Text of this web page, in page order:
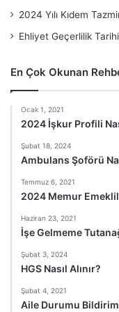
2024 Yılı Kıdem
Ehliyet Geçerlilik
En Çok Okunan
Ocak 1, 2021
2024 İşkur Profili
Şubat 18, 2024
Ambulans Şoförü
Temmuz 6, 2021
2024 Memur
Haziran 23, 2021
İşe Gelmeme
Şubat 3, 2024
HGS Nasıl Alınır?
Şubat 4, 2021
Aile Durumu